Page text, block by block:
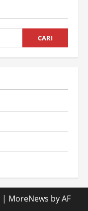
CARI
| MoreNews by AF